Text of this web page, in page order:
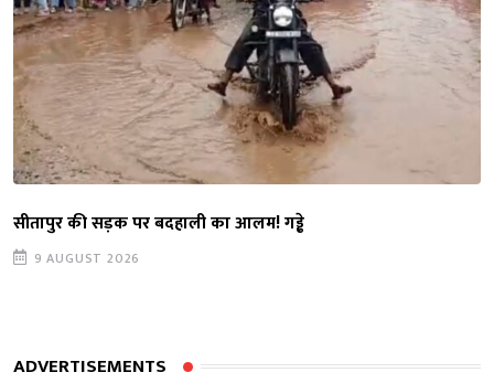
सीतापुर की सड़क पर बदहाली का आलम! गड्ढे
9 AUGUST 2026
ADVERTISEMENTS